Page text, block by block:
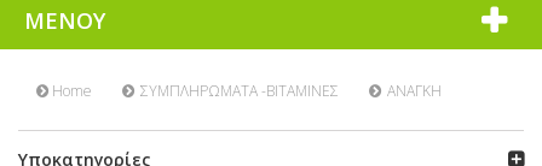
ΜΕΝΟΎ
Home ΣΥΜΠΛΗΡΩΜΑΤΑ -ΒΙΤΑΜΙΝΕΣ ΑΝΑΓΚΗ
Υποκατηγορίες